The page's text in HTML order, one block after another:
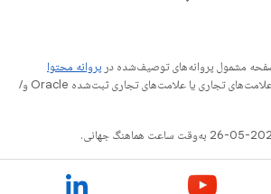
مشمول پروانه‌های توصیف‌شده در پروانه محتوا
هستند. جاوا و OpenJDK علامت‌های تجاری یا علامت‌های تجاری ثبت‌شده Oracle و/